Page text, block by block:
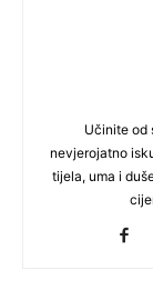
Učinite od
nevjerojatno
tijela, uma i